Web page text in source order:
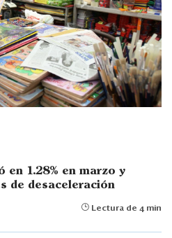
en 1.28% en marzo y
de desaceleración
Lectura de 4 min